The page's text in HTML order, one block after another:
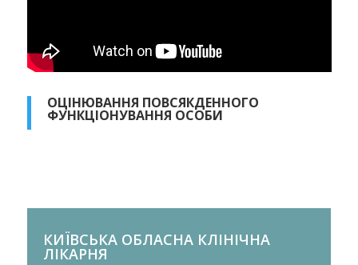
ОЦІНЮВАННЯ ПОВСЯКДЕННОГО
ФУНКЦІОНУВАННЯ ОСОБИ
КИЇВСЬКА ОБЛАСНА КЛІНІЧНА
ЛІКАРНЯ